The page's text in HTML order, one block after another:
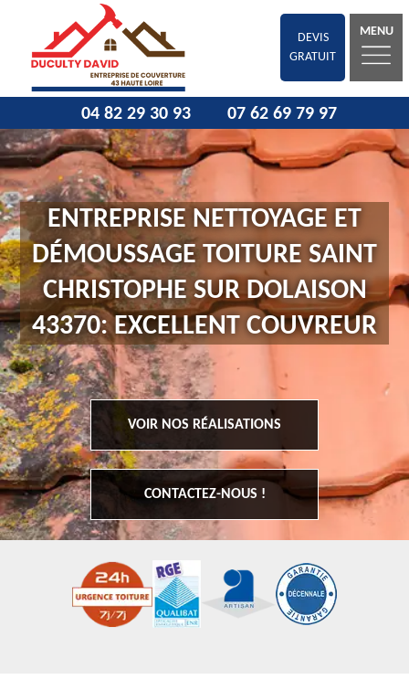
DEVIS
GRATUIT
MENU
04 82 29 30 93 07 62 69 79 97
ENTREPRISE NETTOYAGE ET
DÉMOUSSAGE TOITURE SAINT
CHRISTOPHE SUR DOLAISON
43370: EXCELLENT COUVREUR
VOIR NOS RÉALISATIONS
CONTACTEZ-NOUS !